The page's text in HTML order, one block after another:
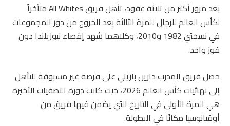
بعد مرور أكثر من ثلاثة عقود، تأهل فريق All Whites متأخراً
لكأس العالم للرجال للمرة الثالثة بعد الخروج من دور المجموعات
في نسختي 1982 و2010، وكلاهما شهد إقصاء نيوزيلندا دون
فوز واحد.
حصل فريق المدرب دارين بازيلي على فرصة غير مسبوقة للتأهل
إلى نهائيات كأس العالم 2026، حيث كانت دورة التصفيات الأخيرة
هي المرة الأولى في التاريخ التي يضمن فيها فريق من
أوقيانوسيا مكانًا في البطولة.